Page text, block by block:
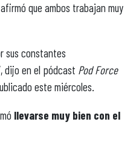
que ambos trabajan muy
sus constantes
dijo en el pódcast Pod Force
este miércoles.
llevarse muy bien con el